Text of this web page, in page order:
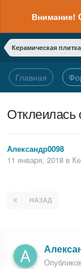
Внимание!
Керамическая плитка
Главная
Отклеилась
Александр0098
11 января, 2018 в
НАЗАД